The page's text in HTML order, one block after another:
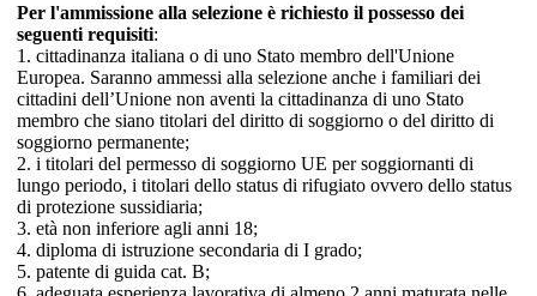
Per l'ammissione alla selezione è richiesto il possesso dei
seguenti requisiti:
1. cittadinanza italiana o di uno Stato membro dell'Unione
Europea. Saranno ammessi alla selezione anche i familiari dei
cittadini dell’Unione non aventi la cittadinanza di uno Stato
membro che siano titolari del diritto di soggiorno o del diritto di
soggiorno permanente;
2. i titolari del permesso di soggiorno UE per soggiornanti di
lungo periodo, i titolari dello status di rifugiato ovvero dello status
di protezione sussidiaria;
3. età non inferiore agli anni 18;
4. diploma di istruzione secondaria di I grado;
5. patente di guida cat. B;